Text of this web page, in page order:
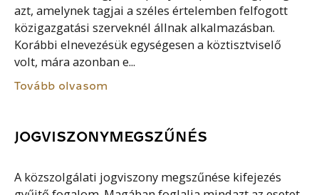
azt, amelynek tagjai a széles értelemben felfogott
közigazgatási szerveknél állnak alkalmazásban.
Korábbi elnevezésük egységesen a köztisztviselő
volt, mára azonban e...
Tovább olvasom
JOGVISZONYMEGSZŰNÉS
A közszolgálati jogviszony megszűnése kifejezés